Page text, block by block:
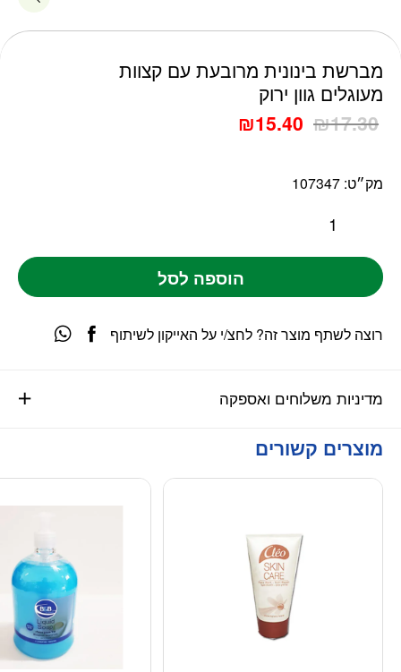
מברשת בינונית מרובעת עם קצוות
מעוגלים גוון ירוק
₪17.30
₪15.40
מק״ט: 107347
כמות מברשת בינונית מרובעת עם קצוות מעוגלים גוון ירוק
הוספה לסל
מדיניות משלוחים ואספקה
רוצה לשתף מוצר זה? לחצ/י על האייקון לשיתוף
מוצרים קשורים